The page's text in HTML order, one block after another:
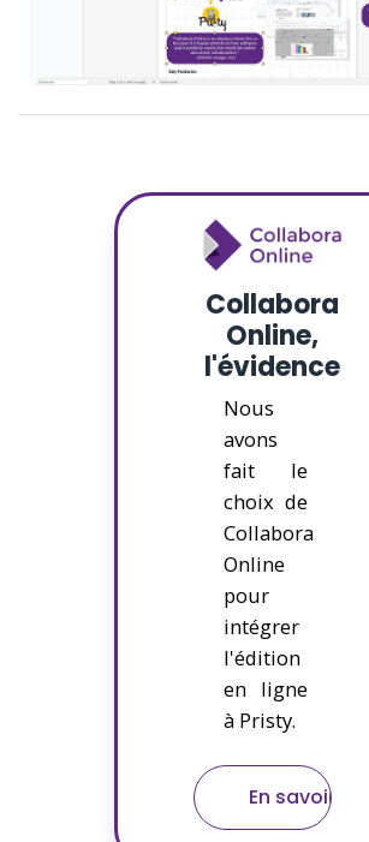
Collabora
Online,
l'évidence
Nous
avons
fait le
choix de
Collabora
Online
pour
intégrer
l'édition
en ligne
à Pristy.
En savoir plus